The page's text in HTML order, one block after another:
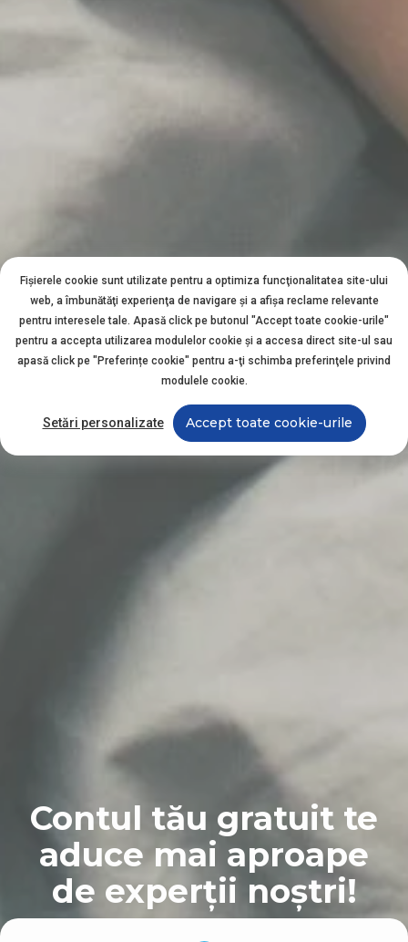
Contul tău gratuit te
aduce mai aproape
de experții noștri!
Fișierele cookie sunt utilizate pentru a optimiza funcţionalitatea site-ului
web, a îmbunătăţi experienţa de navigare şi a afişa reclame relevante
pentru interesele tale. Apasă click pe butonul "Accept toate cookie-urile"
pentru a accepta utilizarea modulelor cookie şi a accesa direct site-ul sau
apasă click pe "Preferințe cookie" pentru a-ţi schimba preferinţele privind
modulele cookie.
Setări personalizate Accept toate cookie-urile